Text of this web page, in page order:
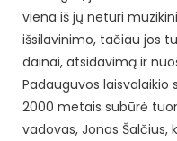
viena iš jų neturi
išsilavinimo, tačiau jos
dainai, atsidavimą ir
Padauguvos
2000 metais subūrė
vadovas, Jonas Šalčius,